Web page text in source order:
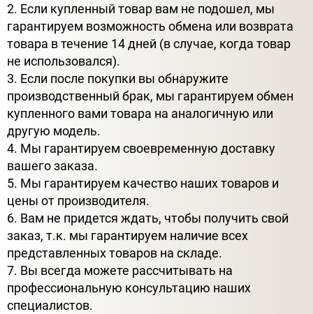
2. Если купленный товар вам не подошел, мы
гарантируем возможность обмена или возврата
товара в течение 14 дней (в случае, когда товар
не использовался).
3. Если после покупки вы обнаружите
производственный брак, мы гарантируем обмен
купленного вами товара на аналогичную или
другую модель.
4. Мы гарантируем своевременную доставку
вашего заказа.
5. Мы гарантируем качество наших товаров и
цены от производителя.
6. Вам не придется ждать, чтобы получить свой
заказ, т.к. мы гарантируем наличие всех
представленных товаров на складе.
7. Вы всегда можете рассчитывать на
профессиональную консультацию наших
специалистов.